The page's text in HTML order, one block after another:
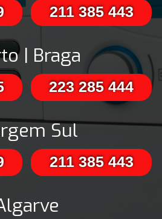
211 385 443
| Braga
223 285 444
Sul
211 385 443